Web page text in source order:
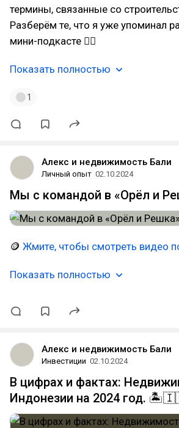
термины, связанные со
Разберём те, что я уже упоминал
мини-подкасте 👇🏻
Показать полностью
1
Алекс и недвижимость Бали
Личный опыт 02.10.2024
Мы с командой в «Орёл и
🪙 Жмите, чтобы смотреть видео
Показать полностью
Алекс и недвижимость Бали
Инвестиции 02.10.2024
В цифрах и фактах:
Индонезии на 2024 год.